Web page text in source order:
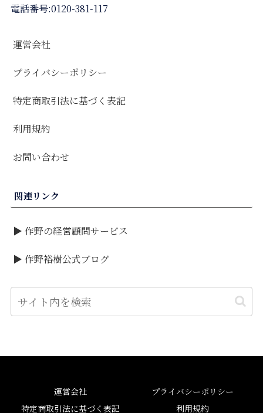
電話番号:0120-381-117
運営会社
プライバシーポリシー
特定商取引法に基づく表記
利用規約
お問い合わせ
関連リンク
▶ 作野の経営顧問サービス
▶ 作野裕樹公式ブログ
運営会社
プライバシーポリシー
特定商取引法に基づく表記
利用規約